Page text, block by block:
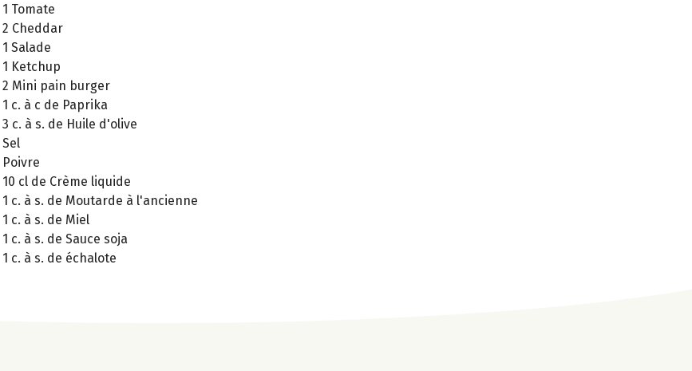
1 Tomate
2 Cheddar
1 Salade
1 Ketchup
2 Mini pain burger
1 c. à c de Paprika
3 c. à s. de Huile d'olive
Sel
Poivre
10 cl de Crème liquide
1 c. à s. de Moutarde à l'ancienne
1 c. à s. de Miel
1 c. à s. de Sauce soja
1 c. à s. de échalote